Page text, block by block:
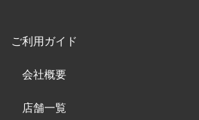
ご利用ガイド
会社概要
店舗一覧